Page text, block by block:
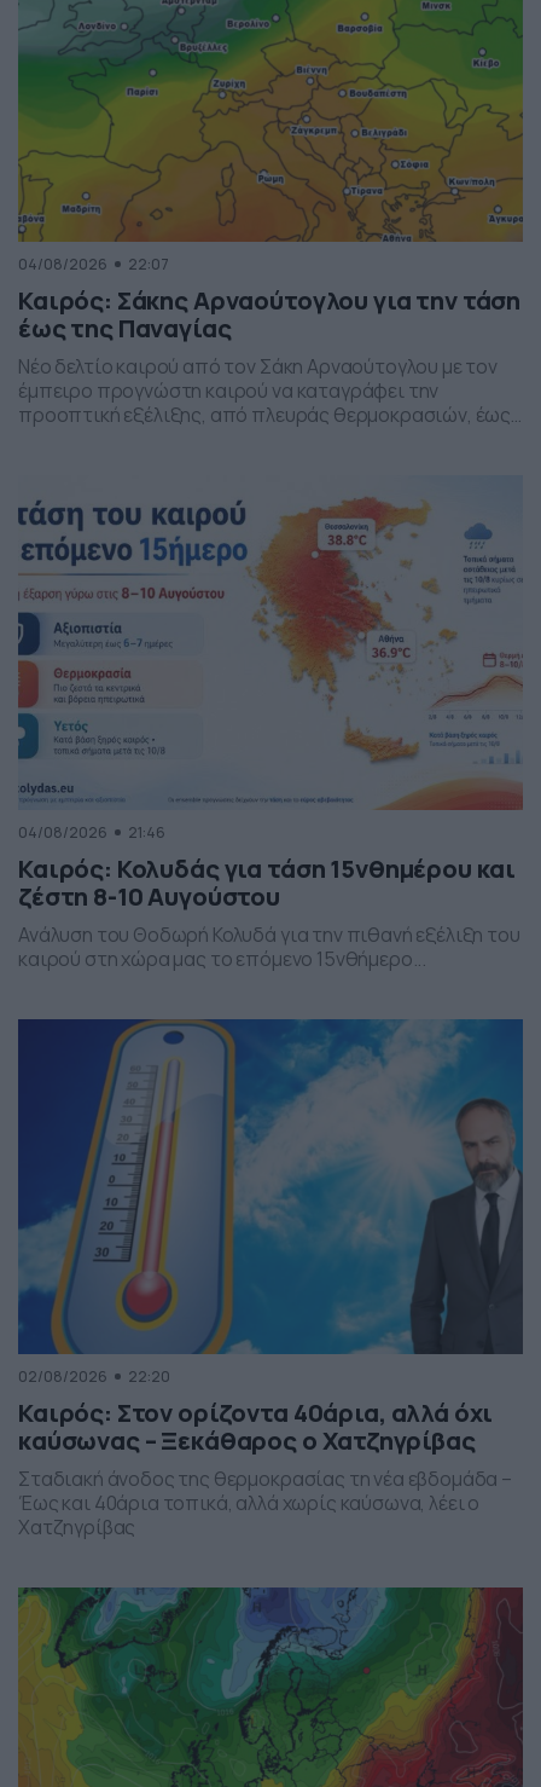
04/08/2026 22:07
Καιρός: Σάκης Αρναούτογλου για την τάση
έως της Παναγίας
Νέο δελτίο καιρού από τον Σάκη Αρναούτογλου με τον
έμπειρο προγνώστη καιρού να καταγράφει την
προοπτική εξέλιξης, από πλευράς θερμοκρασιών, έως
04/08/2026 21:46
Καιρός: Κολυδάς για τάση 15νθημέρου και
ζέστη 8-10 Αυγούστου
Ανάλυση του Θοδωρή Κολυδά για την πιθανή εξέλιξη του
καιρού στη χώρα μας το επόμενο 15νθήμερο...
02/08/2026 22:20
Καιρός: Στον ορίζοντα 40άρια, αλλά όχι
καύσωνας – Ξεκάθαρος ο Χατζηγρίβας
Σταδιακή άνοδος της θερμοκρασίας τη νέα εβδομάδα –
Έως και 40άρια τοπικά, αλλά χωρίς καύσωνα, λέει ο
Χατζηγρίβας